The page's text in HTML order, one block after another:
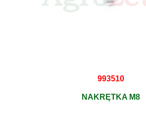
993510
NAKRĘTKA M8